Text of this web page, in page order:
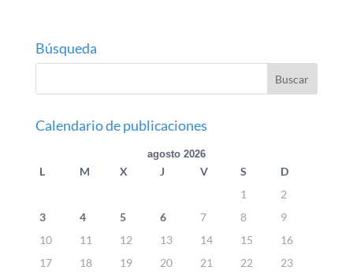
Búsqueda
Calendario de publicaciones
agosto 2026
L M X J V S
D
1
2
3
4 5 6 7 8
9
10
11 12 13 14 15
16
17
18 19 20 21 22
23